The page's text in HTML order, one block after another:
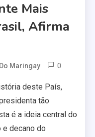
Mais
Afirma
Maringay 0
deste País,
tão
é a ideia central do
decano do